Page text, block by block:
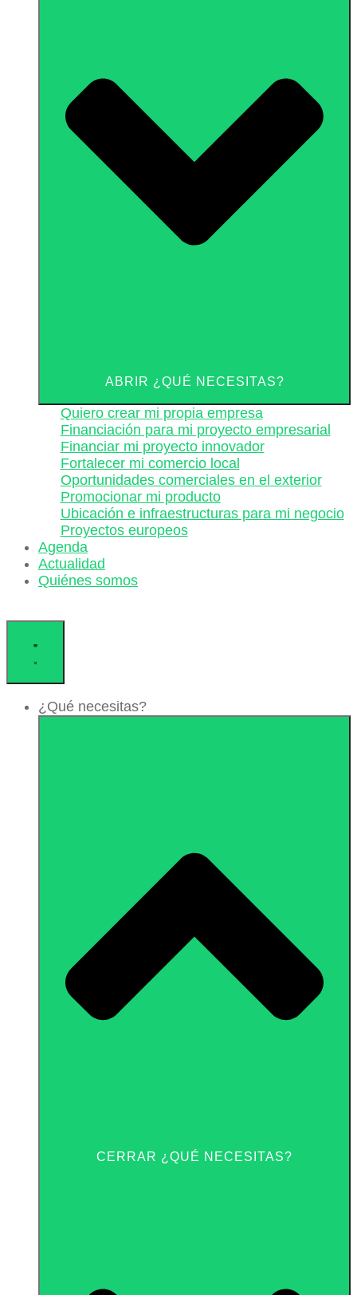
ABRIR ¿QUÉ NECESITAS?
Quiero crear mi propia empresa
Financiación para mi proyecto empresarial
Financiar mi proyecto innovador
Fortalecer mi comercio local
Oportunidades comerciales en el exterior
Promocionar mi producto
Ubicación e infraestructuras para mi negocio
Proyectos europeos
Agenda
Actualidad
Quiénes somos
¿Qué necesitas?
CERRAR ¿QUÉ NECESITAS?